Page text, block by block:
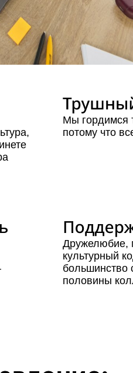
Мы гордимся
потому что
Дружелюбие,
культурный
большинство
половины